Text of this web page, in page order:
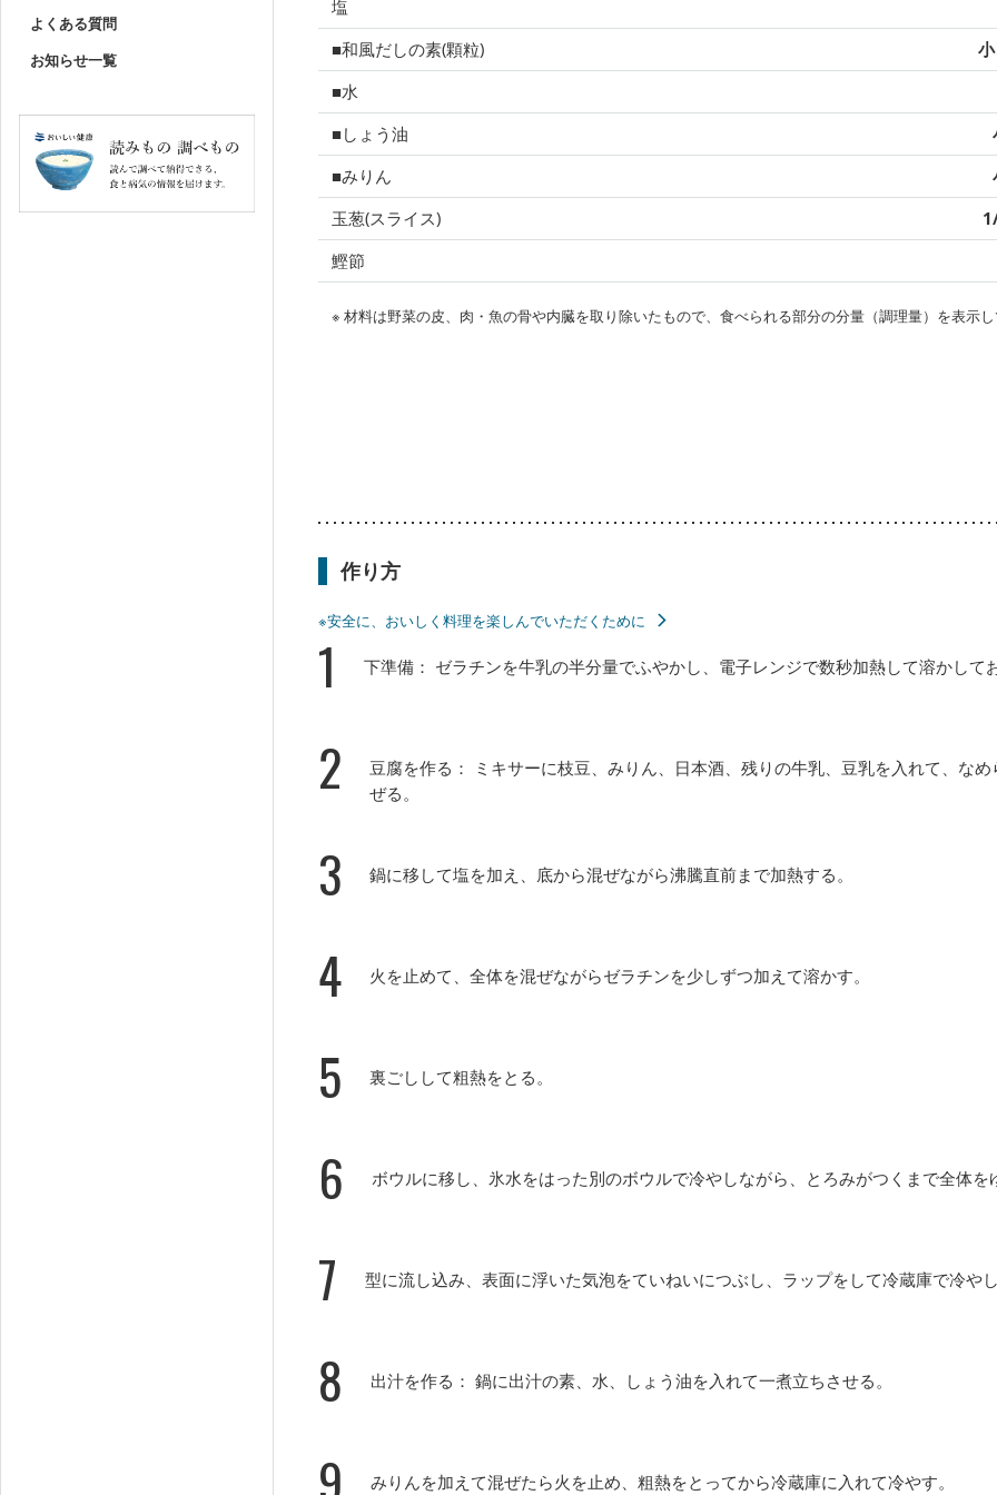
よくある質問
お知らせ一覧
塩
■和風だしの素(顆粒)
■水
■しょう油
■みりん
玉葱(スライス)
鰹節
※ 材料は野菜の皮、肉・魚の骨や内臓を取り除いたもので、食べられる部分の分量（調理量）を表示し
作り方
※安全に、おいしく料理を楽しんでいただくために
1 下準備： ゼラチンを牛乳の半分量でふやかし、電子レンジで数秒加熱して溶かしてお
2
豆腐を作る： ミキサーに枝豆、みりん、日本酒、残りの牛乳、豆乳を入れて、な
ぜる。
3 鍋に移して塩を加え、底から混ぜながら沸騰直前まで加熱する。
4 火を止めて、全体を混ぜながらゼラチンを少しずつ加えて溶かす。
5 裏ごしして粗熱をとる。
6 ボウルに移し、氷水をはった別のボウルで冷やしながら、とろみがつくまで全体を
7 型に流し込み、表面に浮いた気泡をていねいにつぶし、ラップをして冷蔵庫で冷やし
8 出汁を作る： 鍋に出汁の素、水、しょう油を入れて一煮立ちさせる。
みりんを加えて混ぜたら火を止め、粗熱をとってから冷蔵庫に入れて冷やす。